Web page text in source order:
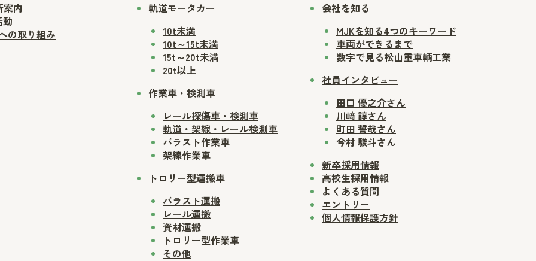
案内
動
の取り組み
軌道モータカー
10t未満
10t～15t未満
15t～20t未満
20t以上
作業車・検測車
レール探傷車・検測車
軌道・架線・レール検測車
バラスト作業車
架線作業車
トロリー型運搬車
バラスト運搬
レール運搬
資材運搬
トロリー型作業車
その他
会社を知る
MJKを知る4つのキーワード
車両ができるまで
数字で見る松山重車輌工業
社員インタビュー
田口 優之介さん
川﨑 諄さん
町田 誓哉さん
今村 駿斗さん
新卒採用情報
高校生採用情報
よくある質問
エントリー
個人情報保護方針